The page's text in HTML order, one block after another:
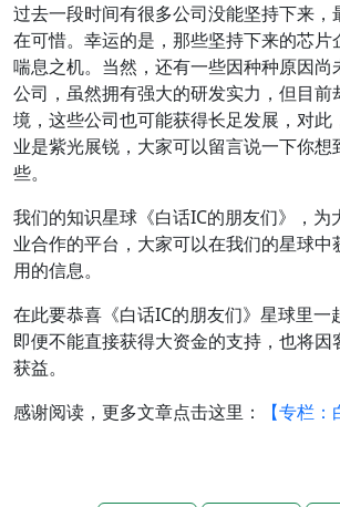
过去一段时间有很多公司没能坚持下来，
在可惜。幸运的是，那些坚持下来的芯片
喘息之机。当然，还有一些因种种原因尚
公司，虽然拥有强大的研发实力，但目前
境，这些公司也可能获得长足发展，对此
业是紫光展锐，大家可以留言说一下你想
些。
我们的知识星球《白话IC的朋友们》，为
业合作的平台，大家可以在我们的星球中
用的信息。
在此要恭喜《白话IC的朋友们》星球里一
即便不能直接获得大资金的支持，也将因
获益。
感谢阅读，更多文章点击这里：
【专栏：